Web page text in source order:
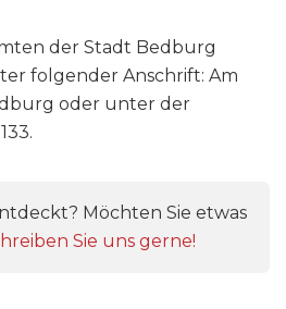
der Stadt Bedburg
folgender Anschrift: Am
oder unter der
Möchten Sie etwas
Sie uns gerne!